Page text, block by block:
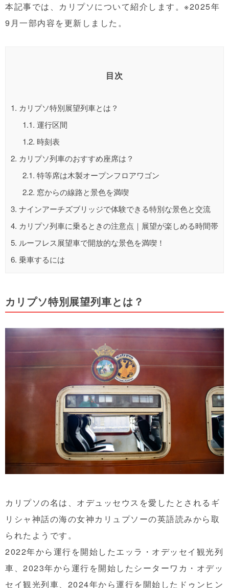
本記事では、カリプソについて紹介します。※2025年
9月一部内容を更新しました。
目次
1. カリプソ特別展望列車とは？
1.1. 運行区間
1.2. 時刻表
2. カリプソ列車のおすすめ座席は？
2.1. 特等席は木製オープンフロアワゴン
2.2. 窓からの線路と景色を満喫
3. ナインアーチズブリッジで体験できる特別な景色と交流
4. カリプソ列車に乗るときの注意点｜展望が楽しめる時間帯
5. ルーフレス展望車で開放的な景色を満喫！
6. 乗車するには
カリプソ特別展望列車とは？
カリプソの名は、オデュッセウスを愛したとされるギ
リシャ神話の海の女神カリュプソーの英語読みから取
られたようです。
2022年から運行を開始したエッラ・オデッセイ観光列
車、2023年から運行を開始したシーターワカ・オデッ
セイ観光列車、2024年から運行を開始したドゥンヒン